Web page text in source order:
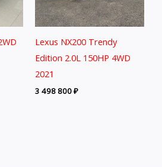
Lexus NX200 Trendy
Edition 2.0L 150HP 4WD
2021
3 498 800₽